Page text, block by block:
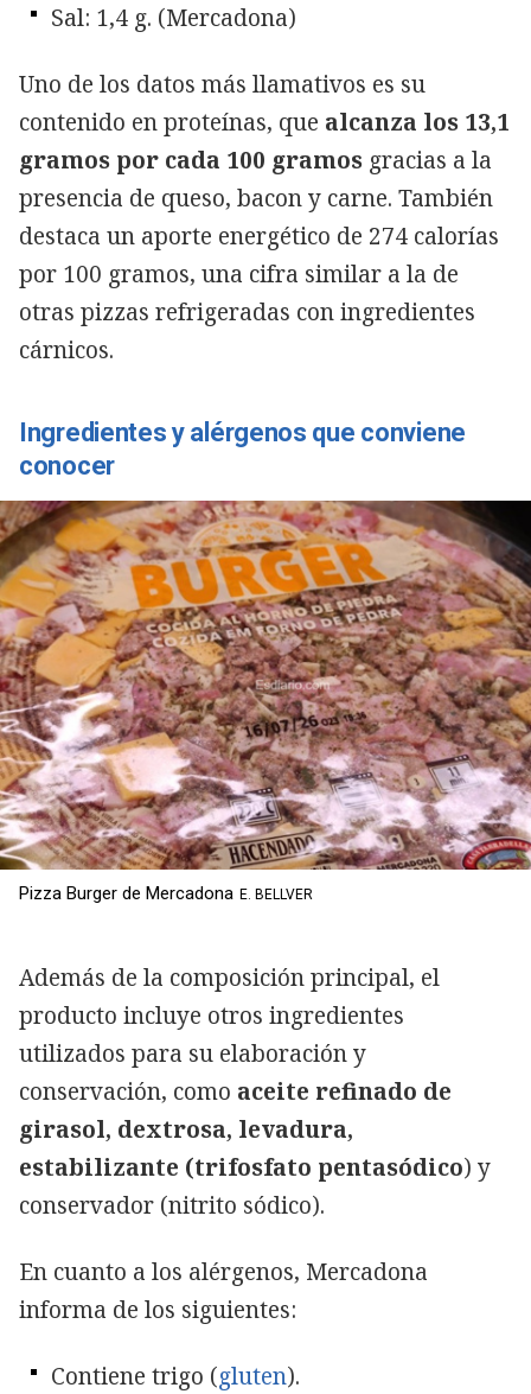
Sal: 1,4 g. (Mercadona)
Uno de los datos más llamativos es su
contenido en proteínas, que alcanza los 13,1
gramos por cada 100 gramos gracias a la
presencia de queso, bacon y carne. También
destaca un aporte energético de 274 calorías
por 100 gramos, una cifra similar a la de
otras pizzas refrigeradas con ingredientes
cárnicos.
Ingredientes y alérgenos que conviene
conocer
Pizza Burger de Mercadona E. BELLVER
Además de la composición principal, el
producto incluye otros ingredientes
utilizados para su elaboración y
conservación, como aceite refinado de
girasol, dextrosa, levadura,
estabilizante (trifosfato pentasódico) y
conservador (nitrito sódico).
En cuanto a los alérgenos, Mercadona
informa de los siguientes:
Contiene trigo (gluten).